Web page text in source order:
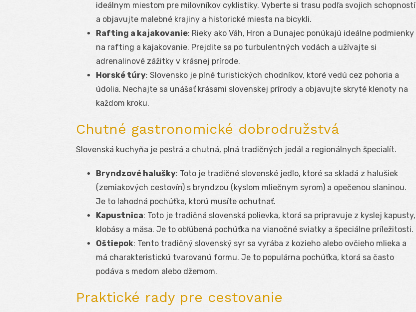
ideálnym miestom pre milovníkov cyklistiky. Vyberte si trasu podľa svojich schopností
a objavujte malebné krajiny a historické miesta na bicykli.
Rafting a kajakovanie: Rieky ako Váh, Hron a Dunajec ponúkajú ideálne podmienky
na rafting a kajakovanie. Prejdite sa po turbulentných vodách a užívajte si
adrenalinové zážitky v krásnej prírode.
Horské túry: Slovensko je plné turistických chodníkov, ktoré vedú cez pohoria a
údolia. Nechajte sa unášať krásami slovenskej prírody a objavujte skryté klenoty na
každom kroku.
Chutné gastronomické dobrodružstvá
Slovenská kuchyňa je pestrá a chutná, plná tradičných jedál a regionálnych špecialít.
Bryndzové halušky: Toto je tradičné slovenské jedlo, ktoré sa skladá z halušiek
(zemiakových cestovín) s bryndzou (kyslom mliečnym syrom) a opečenou slaninou.
Je to lahodná pochúťka, ktorú musíte ochutnať.
Kapustnica: Toto je tradičná slovenská polievka, ktorá sa pripravuje z kyslej kapusty,
klobásy a mäsa. Je to obľúbená pochúťka na vianočné sviatky a špeciálne príležitosti.
Oštiepok: Tento tradičný slovenský syr sa vyrába z kozieho alebo ovčieho mlieka a
má charakteristickú tvarovanú formu. Je to populárna pochúťka, ktorá sa často
podáva s medom alebo džemom.
Praktické rady pre cestovanie